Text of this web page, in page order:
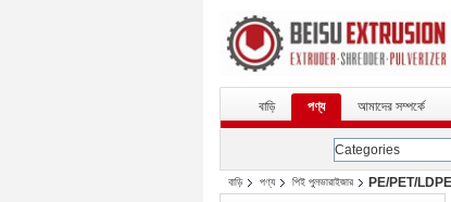
বাড়ি পণ্য আমাদের সম্পর্কে
Categories
বাড়ি পণ্য পিই পুলভারাইজার
PE/PET/LDPE/